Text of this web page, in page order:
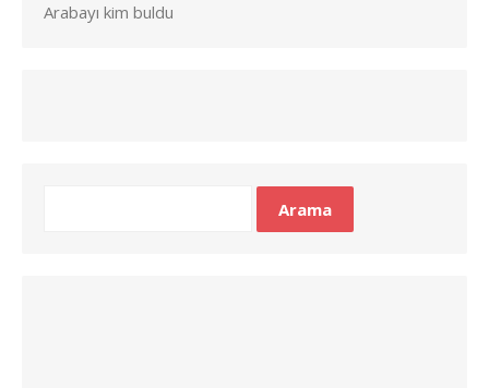
Arabayı kim buldu